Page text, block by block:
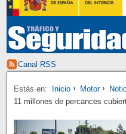
Canal RSS
Estás en: Inicio Motor
11 millones de percances